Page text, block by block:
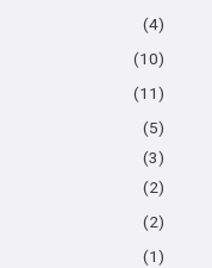
(4)
(10)
(11)
(5)
(3)
(2)
(2)
(1)